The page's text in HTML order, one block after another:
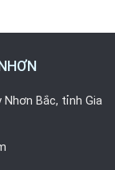
Bắc, tỉnh Gia